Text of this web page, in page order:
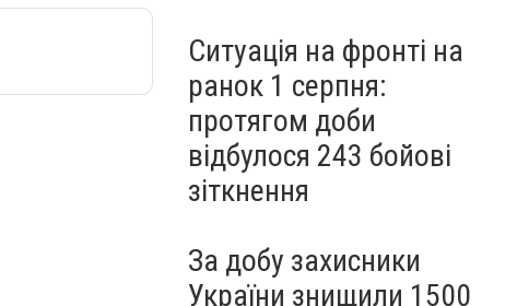
Ситуація на фронті на
ранок 1 серпня:
протягом доби
відбулося 243 бойові
зіткнення
За добу захисники
України знищили 1500